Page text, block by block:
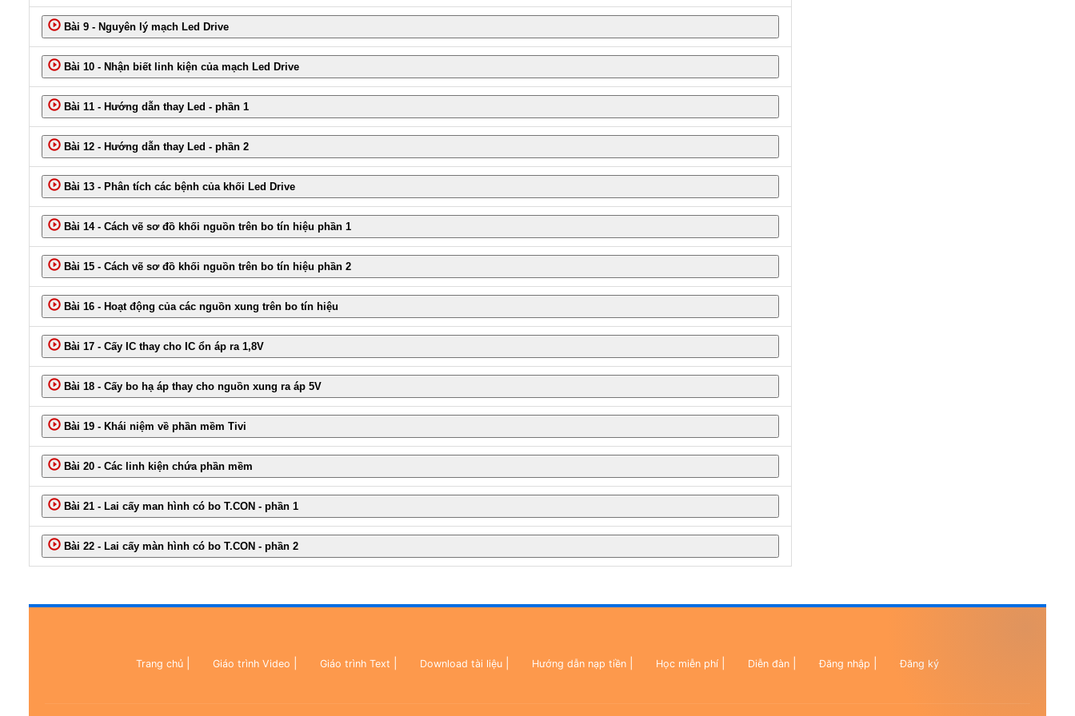
Bài 9 - Nguyên lý mạch Led Drive
Bài 10 - Nhận biết linh kiện của mạch Led Drive
Bài 11 - Hướng dẫn thay Led - phần 1
Bài 12 - Hướng dẫn thay Led - phần 2
Bài 13 - Phân tích các bệnh của khối Led Drive
Bài 14 - Cách vẽ sơ đồ khối nguồn trên bo tín hiệu phần 1
Bài 15 - Cách vẽ sơ đồ khối nguồn trên bo tín hiệu phần 2
Bài 16 - Hoạt động của các nguồn xung trên bo tín hiệu
Bài 17 - Cấy IC thay cho IC ổn áp ra 1,8V
Bài 18 - Cấy bo hạ áp thay cho nguồn xung ra áp 5V
Bài 19 - Khái niệm về phần mềm Tivi
Bài 20 - Các linh kiện chứa phần mềm
Bài 21 - Lai cấy man hình có bo T.CON - phần 1
Bài 22 - Lai cấy màn hình có bo T.CON - phần 2
Trang chủ Giáo trình Video Giáo trình Text Download tài liệu Hướng dẫn nạp tiền Học miễn phí Diễn đàn Đăng nhập Đăng ký